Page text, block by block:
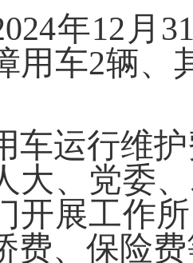
年12 月
用车2辆、
车运行维
大、党委
开展工作
费、保险